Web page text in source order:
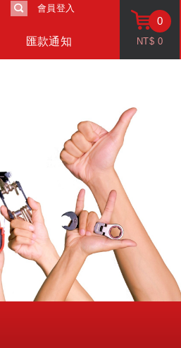
會員登入
0
NT$ 0
匯款通知